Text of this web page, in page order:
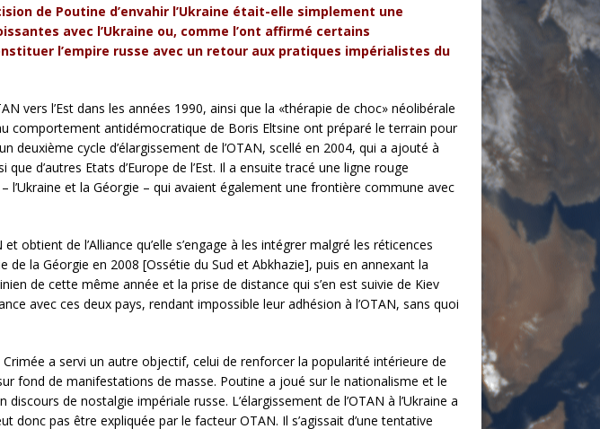
de Poutine d’envahir l’Ukraine était-elle simplement une
avec l’Ukraine ou, comme l’ont affirmé certains
l’empire russe avec un retour aux pratiques impérialistes du
vers l’Est dans les années 1990, ainsi que la «thérapie de choc» néolibérale
comportement antidémocratique de Boris Eltsine ont préparé le terrain pour
deuxième cycle d’élargissement de l’OTAN, scellé en 2004, qui a ajouté à
d’autres Etats d’Europe de l’Est. Il a ensuite tracé une ligne rouge
l’Ukraine et la Géorgie – qui avaient également une frontière commune avec
obtient de l’Alliance qu’elle s’engage à les intégrer malgré les réticences
la Géorgie en 2008 [Ossétie du Sud et Abkhazie], puis en annexant la
de cette même année et la prise de distance qui s’en est suivie de Kiev
avec ces deux pays, rendant impossible leur adhésion à l’OTAN, sans quoi
Crimée a servi un autre objectif, celui de renforcer la popularité intérieure de
fond de manifestations de masse. Poutine a joué sur le nationalisme et le
de nostalgie impériale russe. L’élargissement de l’OTAN à l’Ukraine a
donc pas être expliquée par le facteur OTAN. Il s’agissait d’une tentative